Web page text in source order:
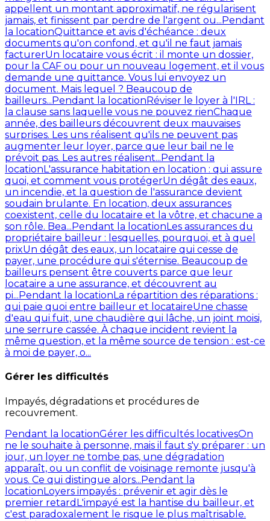
appellent un montant approximatif, ne régularisent
jamais, et finissent par perdre de l'argent ou...Pendant
la locationQuittance et avis d'échéance : deux
documents qu'on confond, et qu'il ne faut jamais
facturerUn locataire vous écrit : il monte un dossier,
pour la CAF ou pour un nouveau logement, et il vous
demande une quittance. Vous lui envoyez un
document. Mais lequel ? Beaucoup de
bailleurs...Pendant la locationRéviser le loyer à l'IRL :
la clause sans laquelle vous ne pouvez rienChaque
année, des bailleurs découvrent deux mauvaises
surprises. Les uns réalisent qu'ils ne peuvent pas
augmenter leur loyer, parce que leur bail ne le
prévoit pas. Les autres réalisent...Pendant la
locationL'assurance habitation en location : qui assure
quoi, et comment vous protégerUn dégât des eaux,
un incendie, et la question de l'assurance devient
soudain brulante. En location, deux assurances
coexistent, celle du locataire et la vôtre, et chacune a
son rôle. Bea...Pendant la locationLes assurances du
propriétaire bailleur : lesquelles, pourquoi, et à quel
prixUn dégât des eaux, un locataire qui cesse de
payer, une procédure qui s'éternise. Beaucoup de
bailleurs pensent être couverts parce que leur
locataire a une assurance, et découvrent au
pi...Pendant la locationLa répartition des réparations :
qui paie quoi entre bailleur et locataireUne chasse
d'eau qui fuit, une chaudière qui lâche, un joint moisi,
une serrure cassée. À chaque incident revient la
même question, et la même source de tension : est-ce
à moi de payer, o...
Gérer les difficultés
Impayés, dégradations et procédures de
recouvrement.
Pendant la locationGérer les difficultés locativesOn
ne le souhaite à personne, mais il faut s'y préparer : un
jour, un loyer ne tombe pas, une dégradation
apparaît, ou un conflit de voisinage remonte jusqu'à
vous. Ce qui distingue alors...Pendant la
locationLoyers impayés : prévenir et agir dès le
premier retard L'impayé est la hantise du bailleur, et
c'est paradoxalement le risque le plus maîtrisable.